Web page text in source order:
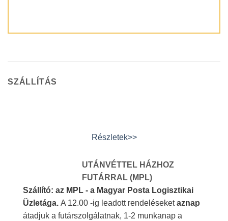
SZÁLLÍTÁS
Részletek>>
UTÁNVÉTTEL HÁZHOZ
FUTÁRRAL (MPL)
Szállító: az MPL - a Magyar Posta Logisztikai
Üzletága. A 12.00 -ig leadott rendeléseketaznap
átadjuk a futárszolgálatnak, 1-2 munkanap a